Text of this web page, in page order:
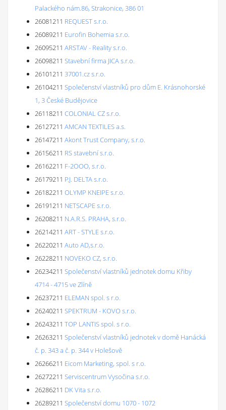
Palackého nám.86, Strakonice, 386 01
26081211 REQUEST s.r.o.
26089211 Eurofin Bohemia s.r.o.
26095211 ARSTAV - Reality s.r.o.
26098211 Stavební firma JICA s.r.o.
26101211 37001.cz s.r.o.
26104211 Společenství vlastníků pro dům E. Krásnohorské
1, 3 České Budějovice
26118211 COLONIAL CZ s.r.o.
26127211 AMCAN TEXTILES a.s.
26147211 Akont Trust Company, s.r.o.
26156211 RS stavební s.r.o.
26162211 F-2OOO, s.r.o.
26179211 P.J. DELTA s.r.o.
26182211 OLYMP KNEIPE s.r.o.
26191211 NETSCAPE s.r.o.
26208211 N.A.R.S. PRAHA, s.r.o.
26214211 ART - STYLE s.r.o.
26220211 Auto AD,s.r.o.
26228211 NOVEKO CZ, s.r.o.
26234211 Společenství vlastníků jednotek domu Křiby
4714 - 4715 ve Zlíně
26237211 ELEMAN spol. s r.o.
26240211 SPEKTRUM - KOVO s.r.o.
26243211 TOP LANTIS spol. s r.o.
26263211 Společenství vlastníků jednotek v domě Hanácká
č. p. 343 a č. p. 344 v Holešově
26266211 Eicom Marketing, spol. s r.o.
26272211 Serviscentrum Vysočina s.r.o.
26286211 DK Vita s.r.o.
26289211 Společenství domu 1070 - 1072